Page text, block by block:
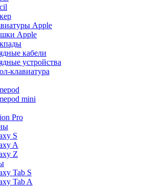
Apple
Apple
кабели
устройства
клавиатура
mini
Pro
S
A
Z
Tab S
Tab A